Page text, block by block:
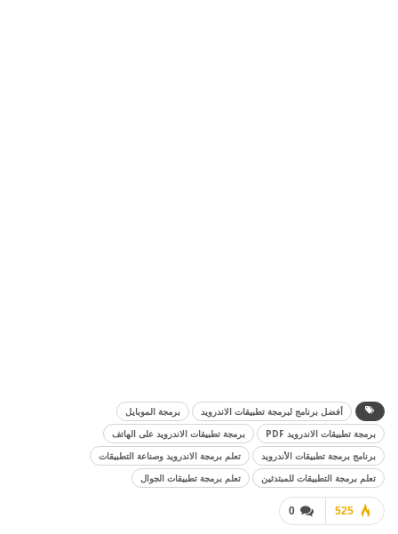
أفضل برنامج لبرمجة تطبيقات الاندرويد
برمجة الموبايل
برمجة تطبيقات الاندرويد PDF
برمجة تطبيقات الاندرويد على الهاتف
برنامج برمجة تطبيقات الأندرويد
تعلم برمجة الاندرويد وصناعة التطبيقات
تعلم برمجة التطبيقات للمبتدئين
تعلم برمجة تطبيقات الجوال
0 525